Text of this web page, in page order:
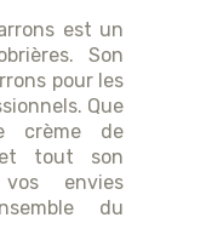
est un
Son
pour les
Que
crème de
tout son
envies
du